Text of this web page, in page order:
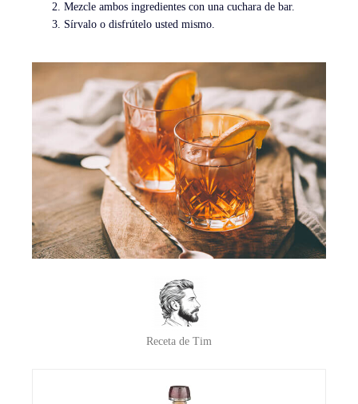
Mezcle ambos ingredientes con una cuchara de bar.
Sírvalo o disfrútelo usted mismo.
Receta de Tim